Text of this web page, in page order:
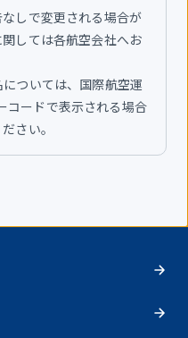
しで変更される場合が
しては各航空会社へお
ついては、国際航空運
コードで表示される場合
さい。